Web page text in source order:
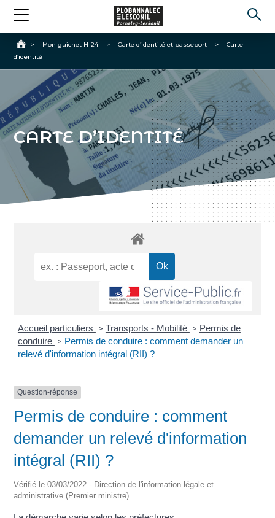
Accueil
> Mon guichet H-24 > Carte d’identité et passeport >
Carte
d’identité
CARTE D’IDENTITÉ
Accueil particuliers > Transports - Mobilité > Permis de
conduire > Permis de conduire : comment demander un
relevé d'information intégral (RII) ?
Question-réponse
Permis de conduire : comment
demander un relevé d'information
intégral (RII) ?
Vérifié le 03/03/2022 - Direction de l'information légale et
administrative (Premier ministre)